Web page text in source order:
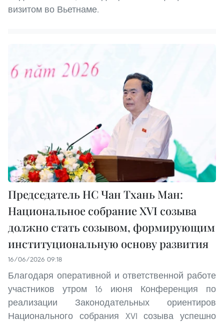
визитом во Вьетнаме.
Председатель НС Чан Тхань Ман:
Национальное собрание XVI созыва
должно стать созывом, формирующим
институциональную основу развития
16/06/2026 09:18
Благодаря оперативной и ответственной работе
участников утром 16 июня Конференция по
реализации Законодательных ориентиров
Национального собрания XVI созыва успешно